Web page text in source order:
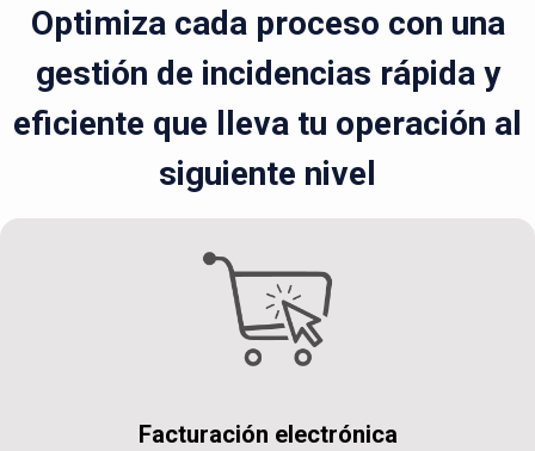
Optimiza cada proceso con una
gestión de incidencias rápida y
eficiente que lleva tu operación al
siguiente nivel
Facturación electrónica